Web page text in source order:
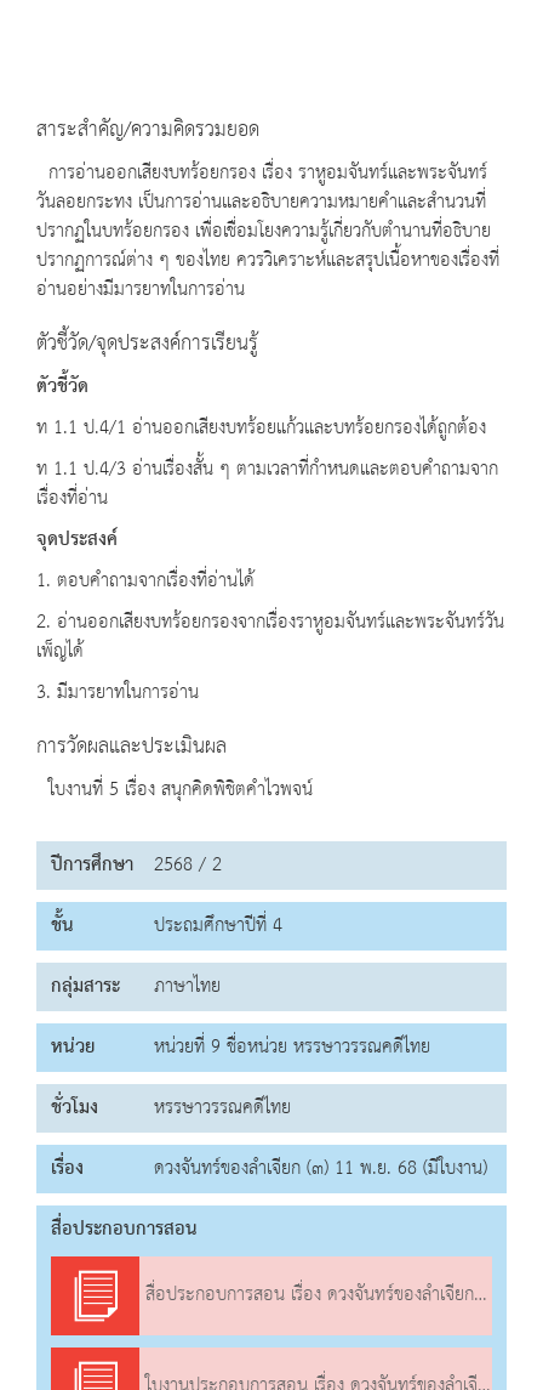
สาระสำคัญ/ความคิดรวมยอด
การอ่านออกเสียงบทร้อยกรอง เรื่อง ราหูอมจันทร์และพระจันทร์
วันลอยกระทง เป็นการอ่านและอธิบายความหมายคำและสำนวนที่
ปรากฏในบทร้อยกรอง เพื่อเชื่อมโยงความรู้เกี่ยวกับตำนานที่อธิบาย
ปรากฏการณ์ต่าง ๆ ของไทย ควรวิเคราะห์และสรุปเนื้อหาของเรื่องที่
อ่านอย่างมีมารยาทในการอ่าน
ตัวชี้วัด/จุดประสงค์การเรียนรู้
ตัวชี้วัด
ท 1.1 ป.4/1 อ่านออกเสียงบทร้อยแก้วและบทร้อยกรองได้ถูกต้อง
ท 1.1 ป.4/3 อ่านเรื่องสั้น ๆ ตามเวลาที่กำหนดและตอบคำถามจาก
เรื่องที่อ่าน
จุดประสงค์
1. ตอบคำถามจากเรื่องที่อ่านได้
2. อ่านออกเสียงบทร้อยกรองจากเรื่องราหูอมจันทร์และพระจันทร์วัน
เพ็ญได้
3. มีมารยาทในการอ่าน
การวัดผลและประเมินผล
ใบงานที่ 5 เรื่อง สนุกคิดพิชิตคำไวพจน์
ปีการศึกษา 2568 / 2
ชั้น
ประถมศึกษาปีที่ 4
กลุ่มสาระ
ภาษาไทย
หน่วย
หน่วยที่ 9 ชื่อหน่วย หรรษาวรรณคดีไทย
ชั่วโมง
หรรษาวรรณคดีไทย
เรื่อง
ดวงจันทร์ของลำเจียก (๓) 11 พ.ย. 68 (มีใบงาน)
สื่อประกอบการสอน
สื่อประกอบการสอน เรื่อง ดวงจันทร์ของลำเจียก (๓)